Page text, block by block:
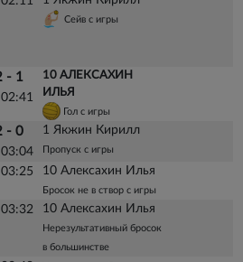
Сейв с игры
- 1
10 АЛЕКСАХИН
ИЛЬЯ
Гол с игры
- 0 1 Якжин Кирилл
Пропуск с игры
10 Алексахин Илья
Бросок не в створ с игры
10 Алексахин Илья
Нерезультативный бросок
в большинстве